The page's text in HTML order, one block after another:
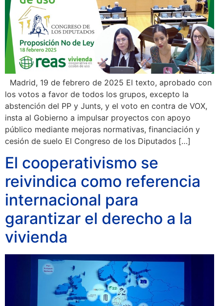
Madrid, 19 de febrero de 2025 El texto, aprobado con
los votos a favor de todos los grupos, excepto la
abstención del PP y Junts, y el voto en contra de VOX,
insta al Gobierno a impulsar proyectos con apoyo
público mediante mejoras normativas, financiación y
cesión de suelo El Congreso de los Diputados […]
El cooperativismo se
reivindica como referencia
internacional para
garantizar el derecho a la
vivienda